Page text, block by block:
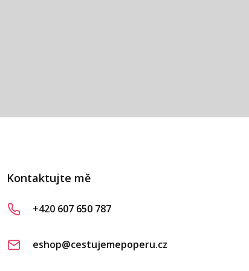
Kontaktujte mě
+420 607 650 787
eshop@cestujemepoperu.cz